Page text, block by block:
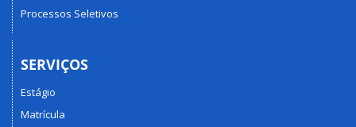
Processos Seletivos
SERVIÇOS
Estágio
Matrícula